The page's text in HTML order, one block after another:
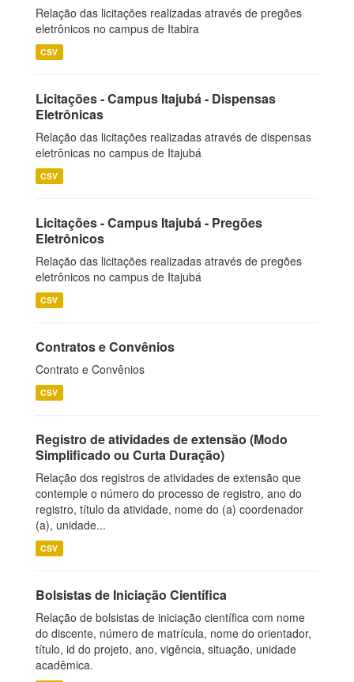
Relação das licitações realizadas através de pregões
eletrônicos no campus de Itabira
CSV
Licitações - Campus Itajubá - Dispensas
Eletrônicas
Relação das licitações realizadas através de dispensas
eletrônicas no campus de Itajubá
CSV
Licitações - Campus Itajubá - Pregões
Eletrônicos
Relação das licitações realizadas através de pregões
eletrônicos no campus de Itajubá
CSV
Contratos e Convênios
Contrato e Convênios
CSV
Registro de atividades de extensão (Modo
Simplificado ou Curta Duração)
Relação dos registros de atividades de extensão que
contemple o número do processo de registro, ano do
registro, título da atividade, nome do (a) coordenador
(a), unidade...
CSV
Bolsistas de Iniciação Científica
Relação de bolsistas de iniciação científica com nome
do discente, número de matrícula, nome do orientador,
título, id do projeto, ano, vigência, situação, unidade
acadêmica.